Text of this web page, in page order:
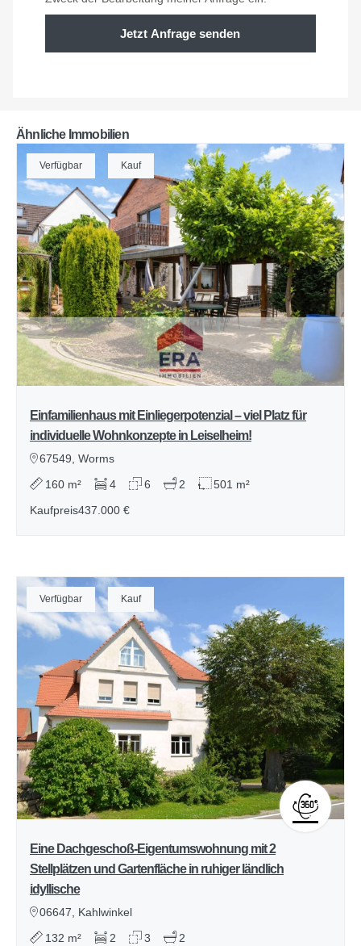
Jetzt Anfrage senden
Ähnliche Immobilien
Verfügbar Kauf
Einfamilienhaus mit Einliegerpotenzial – viel Platz für
individuelle Wohnkonzepte in Leiselheim!
67549, Worms
160 m² 4 6 2
501 m²
Kaufpreis437.000 €
Verfügbar Kauf
Eine Dachgeschoß-Eigentumswohnung mit 2
Stellplätzen und Gartenfläche in ruhiger ländlich
idyllische
06647, Kahlwinkel
132 m² 2 3
2